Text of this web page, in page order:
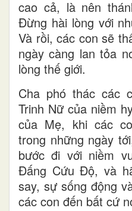
cao cả, là nên
Đừng hài lòng với
Và rồi, các con sẽ
ngày càng lan tỏa
lòng thế giới.
Cha phó thác các
Trinh Nữ của niềm
của Mẹ, khi các
trong những ngày
bước đi với niềm
Đấng Cứu Độ, và
say, sự sống động
các con đến bất cứ